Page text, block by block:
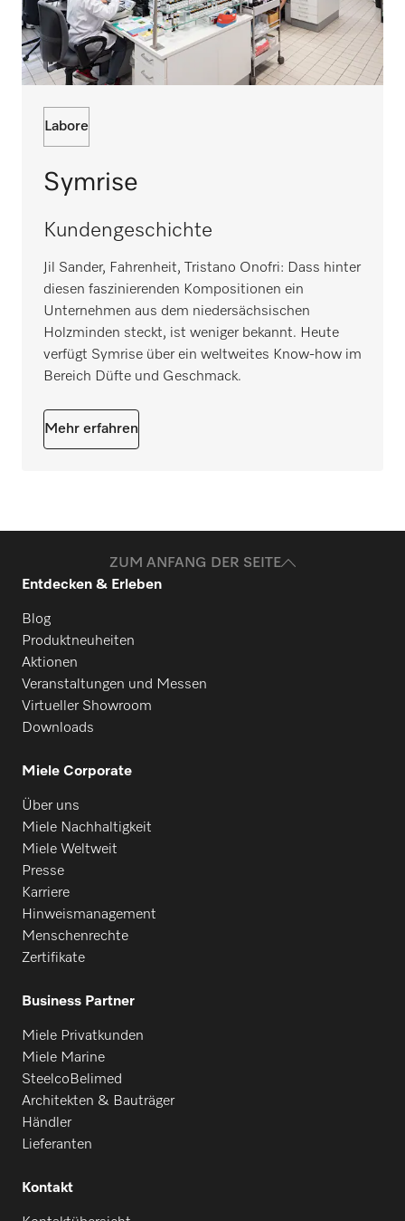
Labore
Symrise
Kundengeschichte
Jil Sander, Fahrenheit, Tristano Onofri: Dass hinter
diesen faszinierenden Kompositionen ein
Unternehmen aus dem niedersächsischen
Holzminden steckt, ist weniger bekannt. Heute
verfügt Symrise über ein weltweites Know-how im
Bereich Düfte und Geschmack.
Mehr erfahren
ZUM ANFANG DER SEITE
Entdecken & Erleben
Blog
Produktneuheiten
Aktionen
Veranstaltungen und Messen
Virtueller Showroom
Downloads
Miele Corporate
Über uns
Miele Nachhaltigkeit
Miele Weltweit
Presse
Karriere
Hinweismanagement
Menschenrechte
Zertifikate
Business Partner
Miele Privatkunden
Miele Marine
SteelcoBelimed
Architekten & Bauträger
Händler
Lieferanten
Kontakt